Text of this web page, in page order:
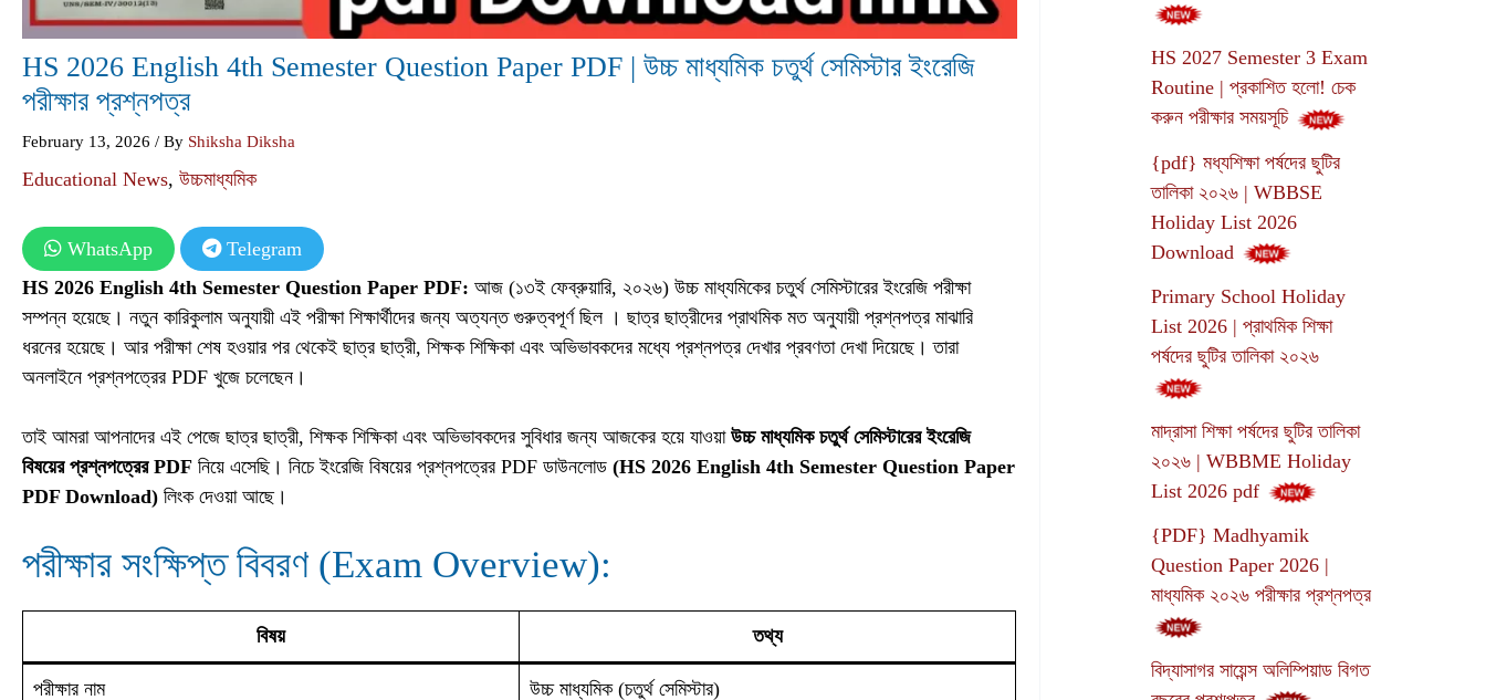
HS 2026 English 4th Semester Question Paper PDF | উচ্চ মাধ্যমিক চতুর্থ সেমিস্টার ইংরেজি
পরীক্ষার প্রশ্নপত্র
February 13, 2026 / By Shiksha Diksha
Educational News, উচ্চমাধ্যমিক
WhatsApp
Telegram
HS 2026 English 4th Semester Question Paper PDF: আজ (১৩ই ফেব্রুয়ারি, ২০২৬) উচ্চ মাধ্যমিকের চতুর্থ সেমিস্টারের ইংরেজি পরীক্ষা
সম্পন্ন হয়েছে। নতুন কারিকুলাম অনুযায়ী এই পরীক্ষা শিক্ষার্থীদের জন্য অত্যন্ত গুরুত্বপূর্ণ ছিল । ছাত্র ছাত্রীদের প্রাথমিক মত অনুযায়ী প্রশ্নপত্র মাঝারি
ধরনের হয়েছে। আর পরীক্ষা শেষ হওয়ার পর থেকেই ছাত্র ছাত্রী, শিক্ষক শিক্ষিকা এবং অভিভাবকদের মধ্যে প্রশ্নপত্র দেখার প্রবণতা দেখা দিয়েছে। তারা
অনলাইনে প্রশ্নপত্রের PDF খুজে চলেছেন।
তাই আমরা আপনাদের এই পেজে ছাত্র ছাত্রী, শিক্ষক শিক্ষিকা এবং অভিভাবকদের সুবিধার জন্য আজকের হয়ে যাওয়া উচ্চ মাধ্যমিক চতুর্থ সেমিস্টারের ইংরেজি
বিষয়ের প্রশ্নপত্রের PDF নিয়ে এসেছি। নিচে ইংরেজি বিষয়ের প্রশ্নপত্রের PDF ডাউনলোড (HS 2026 English 4th Semester Question Paper
PDF Download) লিংক দেওয়া আছে।
পরীক্ষার সংক্ষিপ্ত বিবরণ (Exam Overview):
বিষয় তথ্য
পরীক্ষার নাম উচ্চ মাধ্যমিক (চতুর্থ সেমিস্টার)
HS 2027 Semester 3 Exam
Routine | প্রকাশিত হলো! চেক
করুন পরীক্ষার সময়সূচি
{pdf} মধ্যশিক্ষা পর্ষদের ছুটির
তালিকা ২০২৬ | WBBSE
Holiday List 2026
Download
Primary School Holiday
List 2026 | প্রাথমিক শিক্ষা
পর্ষদের ছুটির তালিকা ২০২৬
মাদ্রাসা শিক্ষা পর্ষদের ছুটির তালিকা
২০২৬ | WBBME Holiday
List 2026 pdf
{PDF} Madhyamik
Question Paper 2026 |
মাধ্যমিক ২০২৬ পরীক্ষার প্রশ্নপত্র
বিদ্যাসাগর সায়েন্স অলিম্পিয়াড বিগত